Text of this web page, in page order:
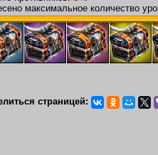
максимальное количество
страницей: